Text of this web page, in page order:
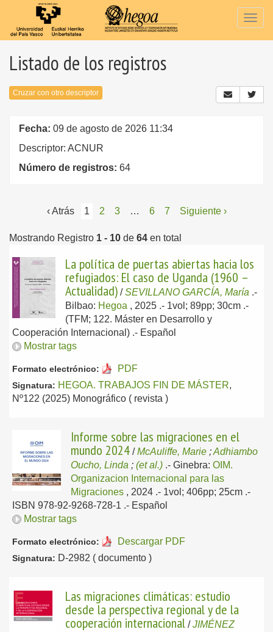
Listado de los registros
Cruzar con otro descriptor
Fecha: 09 de agosto de 2026 11:34
Descriptor: ACNUR
Número de registros: 64
‹ Atrás 1 2 3 … 6 7 Siguiente ›
Mostrando Registro 1 - 10 de 64 en total
La política de puertas abiertas hacia los
refugiados: El caso de Uganda (1960 –
Actualidad) /SEVILLANO GARCÍA, María .-
Bilbao: Hegoa , 2025 .- 1vol; 89pp; 30cm .-
(TFM; 122. Máster en Desarrollo y
Cooperación Internacional) .- Español
Mostrar tags
Formato electrónico: PDF
Signatura: HEGOA. TRABAJOS FIN DE MÁSTER,
Nº122 (2025) Monográfico ( revista )
Informe sobre las migraciones en el
mundo 2024 /McAuliffe, Marie ;Adhiambo
Oucho, Linda ; (et al.) .- Ginebra: OIM.
Organizacion Internacional para las
Migraciones , 2024 .- 1vol; 406pp; 25cm .-
ISBN 978-92-9268-728-1 .- Español
Mostrar tags
Formato electrónico: Descargar PDF
Signatura: D-2982 ( documento )
Las migraciones climáticas: estudio
desde la perspectiva regional y de la
cooperación internacional /JIMÉNEZ